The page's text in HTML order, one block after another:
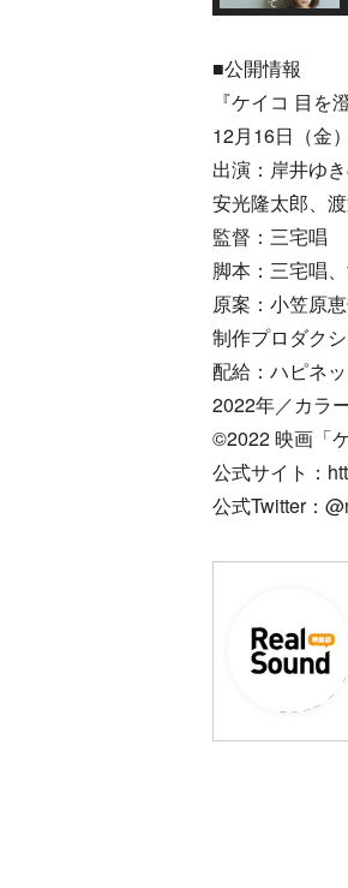
■公開情報
『ケイコ 目を
12月16日（金
出演：岸井ゆ
安光隆太郎、
監督：三宅唱
脚本：三宅唱
原案：小笠原
制作プロダク
配給：ハピネ
2022年／カラ
©2022 映画「
公式サイト：
公式Twitter：